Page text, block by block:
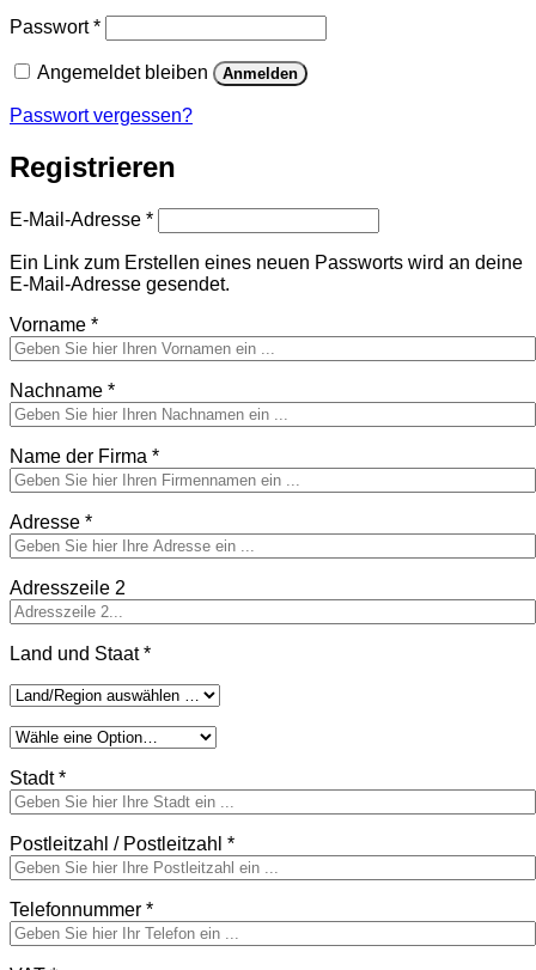
Passwort*Erforderlich
Angemeldet bleiben Anmelden
Passwort vergessen?
Registrieren
E-Mail-Adresse *Erforderlich
Ein Link zum Erstellen eines neuen Passworts wird an deine
E-Mail-Adresse gesendet.
Vorname *
Nachname *
Name der Firma *
Adresse *
Adresszeile 2
Land und Staat*
Stadt*
Postleitzahl / Postleitzahl *
Telefonnummer *